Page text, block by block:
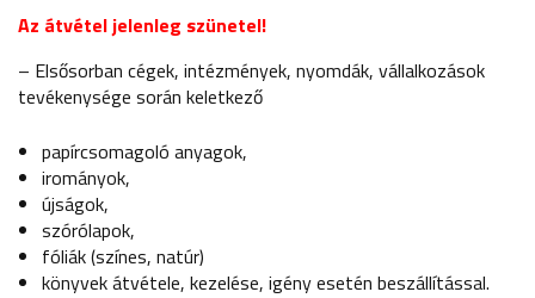
Az átvétel jelenleg szünetel!
– Elsősorban cégek, intézmények, nyomdák, vállalkozások
tevékenysége során keletkező
papírcsomagoló anyagok,
irományok,
újságok,
szórólapok,
fóliák (színes, natúr)
könyvek átvétele, kezelése, igény esetén beszállítással.